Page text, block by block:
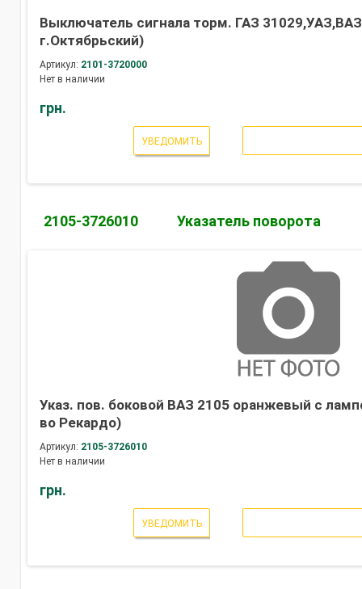
Выключатель сигнала торм. ГАЗ
г.Октябрьский)
Артикул: 2101-3720000
Нет в наличии
грн.
УВЕДОМИТЬ
2105-3726010 Указатель поворота
Указ. пов. боковой ВАЗ 2105 оранжевый с
во Рекардо)
Артикул: 2105-3726010
Нет в наличии
грн.
УВЕДОМИТЬ